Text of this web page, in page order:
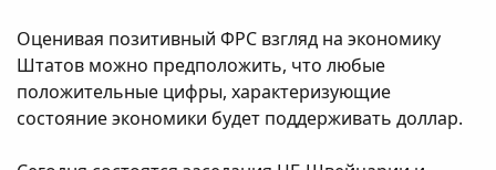
Оценивая позитивный ФРС взгляд на экономику
Штатов можно предположить, что любые
положительные цифры, характеризующие
состояние экономики будет поддерживать доллар.